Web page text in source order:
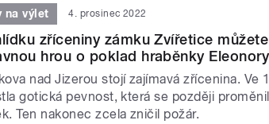
na výlet 4. prosinec 2022
zříceniny zámku Zvířetice
hrou o poklad hraběnky Eleonory
nad Jizerou stojí zajímavá zřícenina. Ve
gotická pevnost, která se později
Ten nakonec zcela zničil požár.